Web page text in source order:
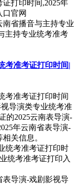
南省播音与主持专业
主持专业统考准考
考准考证打印时间|
考准考证打印时间
导演类专业统考准
的2025云南表导演-
年云南省表导演-
关信息。
表导演-戏剧影视导